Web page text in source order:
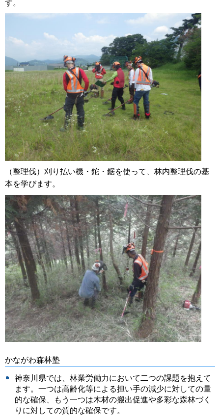
す。
（整理伐）刈り払い機・鉈・鋸を使って、林内整理伐の基
本を学びます。
かながわ森林塾
神奈川県では、林業労働力において二つの課題を抱えて
ます。一つは高齢化等による担い手の減少に対しての量
的な確保、もう一つは木材の搬出促進や多彩な森林づく
りに対しての質的な確保です。